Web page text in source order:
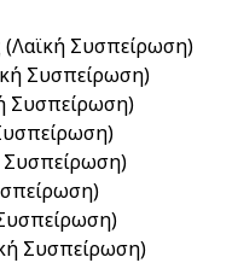
(Λαϊκή Συσπείρωση)
Συσπείρωση)
Συσπείρωση)
Συσπείρωση)
Συσπείρωση)